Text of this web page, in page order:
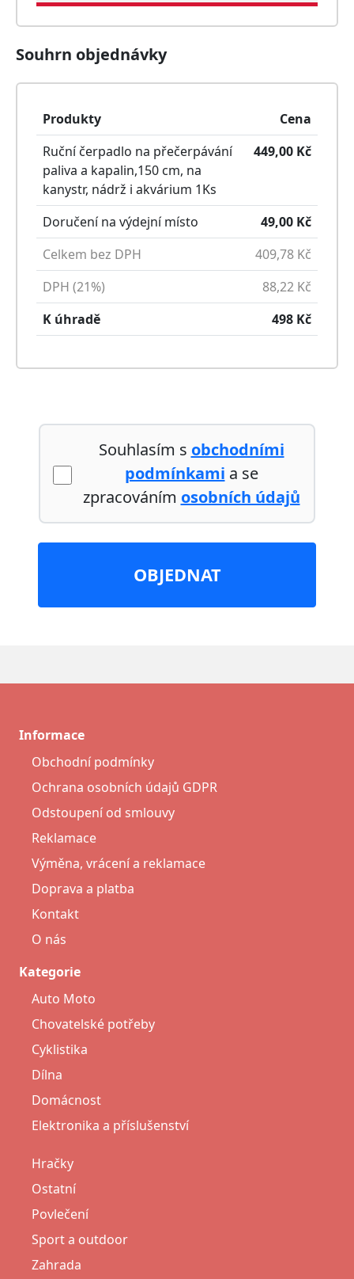
Souhrn objednávky
Produkty
Cena
Ruční čerpadlo na přečerpávání
paliva a kapalin,150 cm, na
kanystr, nádrž i akvárium 1Ks
449,00 Kč
Doručení na výdejní místo 49,00 Kč
Celkem bez DPH
409,78 Kč
DPH (21%)
88,22 Kč
K úhradě
498 Kč
Souhlasím s obchodními
podmínkami a se
zpracováním osobních údajů
OBJEDNAT
Informace
Obchodní podmínky
Ochrana osobních údajů GDPR
Odstoupení od smlouvy
Reklamace
Výměna, vrácení a reklamace
Doprava a platba
Kontakt
O nás
Kategorie
Auto Moto
Chovatelské potřeby
Cyklistika
Dílna
Domácnost
Elektronika a příslušenství
Hračky
Ostatní
Povlečení
Sport a outdoor
Zahrada